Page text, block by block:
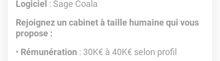
Logiciel : Sage Coala
Rejoignez un cabinet à taille humaine qui vous
propose :
Rémunération : 30K€ à 40K€ selon profil